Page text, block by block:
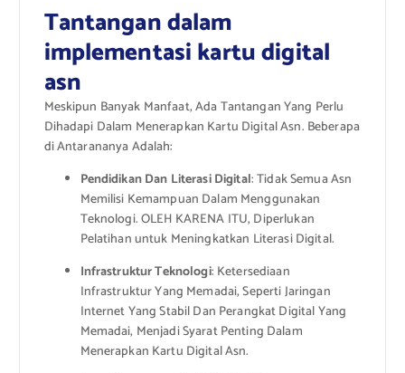
Tantangan dalam
implementasi kartu digital
asn
Meskipun Banyak Manfaat, Ada Tantangan Yang Perlu
Dihadapi Dalam Menerapkan Kartu Digital Asn. Beberapa
di Antarananya Adalah:
Pendidikan Dan Literasi Digital: Tidak Semua Asn
Memilisi Kemampuan Dalam Menggunakan
Teknologi. OLEH KARENA ITU, Diperlukan
Pelatihan untuk Meningkatkan Literasi Digital.
Infrastruktur Teknologi: Ketersediaan
Infrastruktur Yang Memadai, Seperti Jaringan
Internet Yang Stabil Dan Perangkat Digital Yang
Memadai, Menjadi Syarat Penting Dalam
Menerapkan Kartu Digital Asn.